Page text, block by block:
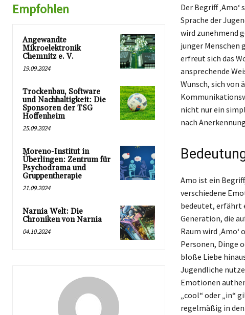
Empfohlen
Angewandte
Mikroelektronik
Chemnitz e. V.
19.09.2024
Trockenbau, Software
und Nachhaltigkeit: Die
Sponsoren der TSG
Hoffenheim
25.09.2024
Moreno-Institut in
Überlingen: Zentrum für
Psychodrama und
Gruppentherapie
21.09.2024
Narnia Welt: Die
Chroniken von Narnia
04.10.2024
Der Begriff
Sprache der
wird zunehmend
junger Menschen
erfreut sich das
ansprechende
Wunsch, sich von
nicht nur ein
nach
Amo ist ein
verschiedene
bedeutet, erfährt
Generation, die
Raum wird
Personen, Dinge
bloße Liebe
Jugendliche
Emotionen
„cool“ oder „in“
regelmäßig in